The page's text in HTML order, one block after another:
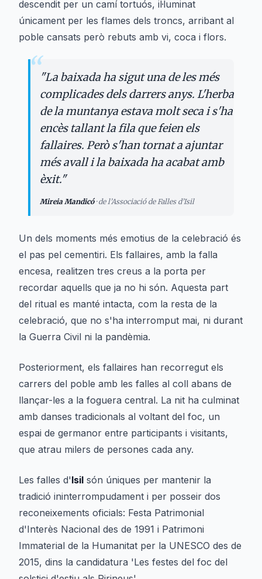
descendit per un camí tortuós, il·luminat
únicament per les flames dels troncs, arribant al
poble cansats però rebuts amb vi, coca i flors.
“"La baixada ha sigut una de les més
complicades dels darrers anys. L'herba
de la muntanya estava molt seca i s'ha
encès tallant la fila que feien els
fallaires. Però s'han tornat a ajuntar
més avall i la baixada ha acabat amb
èxit."
Mireia Mandicó·de l’Associació de Falles d’Isil
Un dels moments més emotius de la celebració és
el pas pel cementiri. Els fallaires, amb la falla
encesa, realitzen tres creus a la porta per
recordar aquells que ja no hi són. Aquesta part
del ritual es manté intacta, com la resta de la
celebració, que no s'ha interromput mai, ni durant
la Guerra Civil ni la pandèmia.
Posteriorment, els fallaires han recorregut els
carrers del poble amb les falles al coll abans de
llançar-les a la foguera central. La nit ha culminat
amb danses tradicionals al voltant del foc, un
espai de germanor entre participants i visitants,
que atrau milers de persones cada any.
Les falles d'Isil són úniques per mantenir la
tradició ininterrompudament i per posseir dos
reconeixements oficials: Festa Patrimonial
d'Interès Nacional des de 1991 i Patrimoni
Immaterial de la Humanitat per la UNESCO des de
2015, dins la candidatura 'Les festes del foc del